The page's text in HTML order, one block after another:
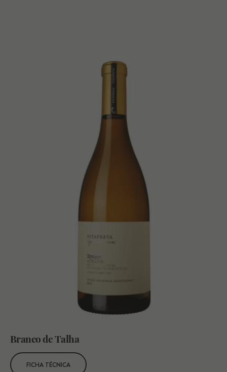
Branco de Talha
FICHA TÉCNICA